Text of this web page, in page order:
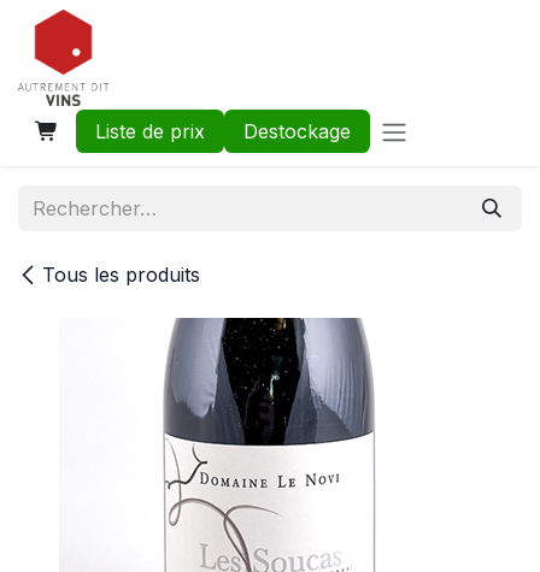
Se rendre au contenu
Liste de prix Destockage
Tous les produits